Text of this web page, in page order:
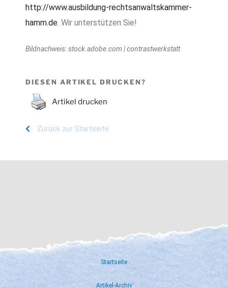
http://www.ausbildung-rechtsanwaltskammer-
hamm.de . Wir unterstützen Sie!
Bildnachweis: stock.adobe.com | contrastwerkstatt
DIESEN ARTIKEL DRUCKEN?
Artikel drucken
Zurück zur Startseite
Startseite
Artikel-Archiv